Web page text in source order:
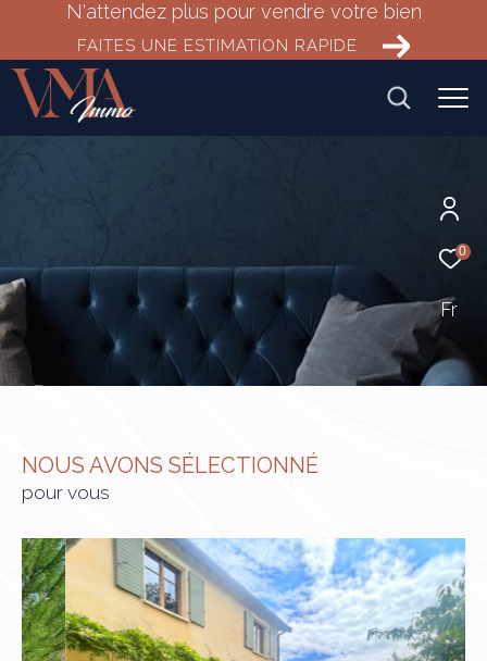
N'attendez plus pour vendre votre bien
FAITES UNE ESTIMATION RAPIDE
0
Fr
NOUS AVONS SÉLECTIONNÉ
pour vous